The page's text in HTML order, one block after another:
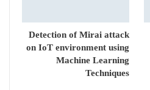
Detection of Mirai attack
on IoT environment using
Machine Learning
Techniques